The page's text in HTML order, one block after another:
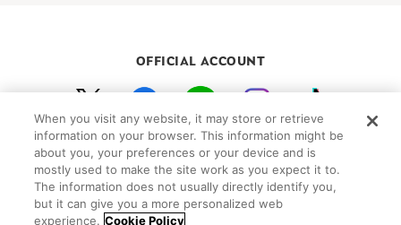
OFFICIAL ACCOUNT
初めての方向けガイド FAQ お問い合わせ
プライバシーポリシー サイトマップ
Cookie Settings
©Peanuts Worldwide LLC
When you visit any website, it may store or retrieve
information on your browser. This information might be
about you, your preferences or your device and is
mostly used to make the site work as you expect it to.
The information does not usually directly identify you,
but it can give you a more personalized web
experience. Cookie Policy